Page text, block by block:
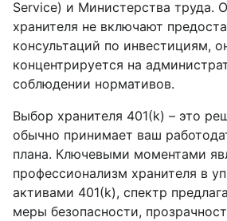
Service) и Министерства труда.
хранителя не включают
консультаций по инвестициям,
концентрируется на
соблюдении нормативов.
Выбор хранителя 401(k) – это
обычно принимает ваш
плана. Ключевыми моментами
профессионализм хранителя в
активами 401(k), спектр
меры безопасности,